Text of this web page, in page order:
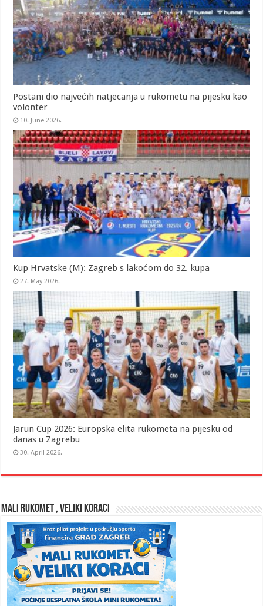
Postani dio najvećih natjecanja u rukometu na pijesku kao
volonter
10. June 2026.
Kup Hrvatske (M): Zagreb s lakoćom do 32. kupa
27. May 2026.
Jarun Cup 2026: Europska elita rukometa na pijesku od
danas u Zagrebu
30. April 2026.
MALI RUKOMET , VELIKI KORACI